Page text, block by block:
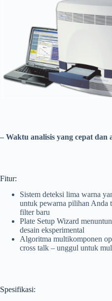
– Waktu analisis yang cepat dan
Fitur:
Sistem deteksi lima warna
untuk pewarna pilihan Anda
filter baru
Plate Setup Wizard
desain eksperimental
Algoritma multikomponen
cross talk – unggul untuk
Spesifikasi: